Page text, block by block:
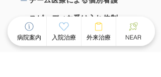
スピーディな受け⼊れ体制
⾯会のご案内
病院案内 入院治療 外来治療 NEAR